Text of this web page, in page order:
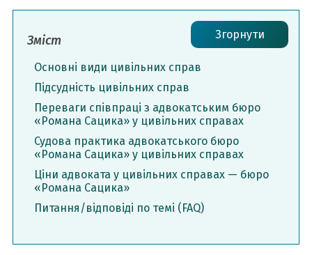
Зміст Згорнути
Основні види цивільних справ
Підсудність цивільних справ
Переваги співпраці з адвокатським бюро
«Романа Сацика» у цивільних справах
Судова практика адвокатського бюро
«Романа Сацика» у цивільних справах
Ціни адвоката у цивільних справах — бюро
«Романа Сацика»
Питання/відповіді по темі (FAQ)